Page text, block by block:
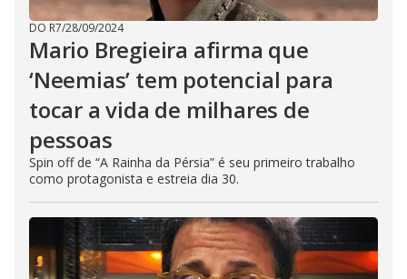
DO R7/28/09/2024
Mario Bregieira afirma que
‘Neemias’ tem potencial para
tocar a vida de milhares de
pessoas
Spin off de “A Rainha da Pérsia” é seu primeiro trabalho
como protagonista e estreia dia 30.